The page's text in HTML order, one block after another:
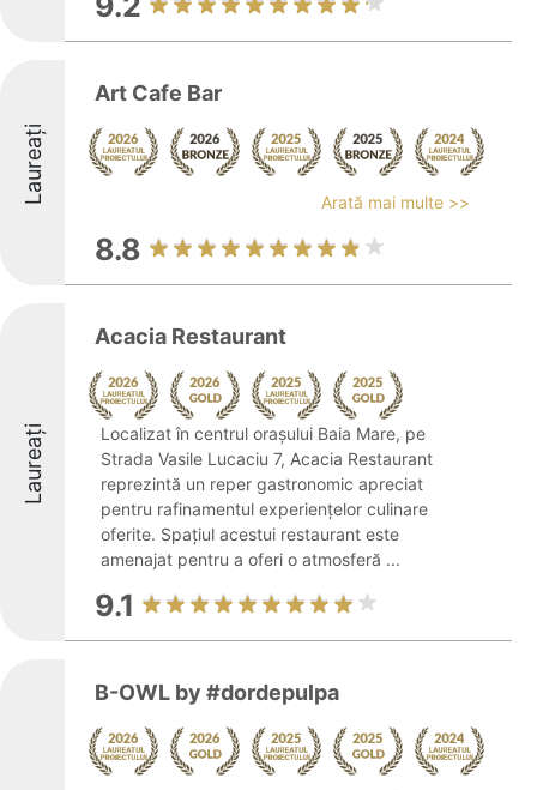
Laureați
Art Cafe Bar
Arată mai multe >>
8.8
Laureați
Acacia Restaurant
Localizat în centrul orașului Baia Mare, pe
Strada Vasile Lucaciu 7, Acacia Restaurant
reprezintă un reper gastronomic apreciat
pentru rafinamentul experiențelor culinare
oferite. Spațiul acestui restaurant este
amenajat pentru a oferi o atmosferă ...
9.1
B-OWL by #dordepulpa